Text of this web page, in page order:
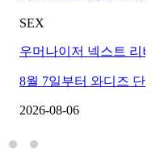
SEX
우머나이저 넥스트 리
8월 7일부터 와디즈 단
2026-08-06